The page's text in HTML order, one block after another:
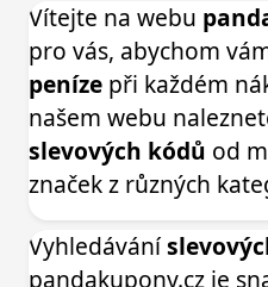
Vítejte na webu
pro vás, abychom
peníze při každém
našem webu
slevových kódů od
značek z různých
Vyhledávání
pandakupony.cz je